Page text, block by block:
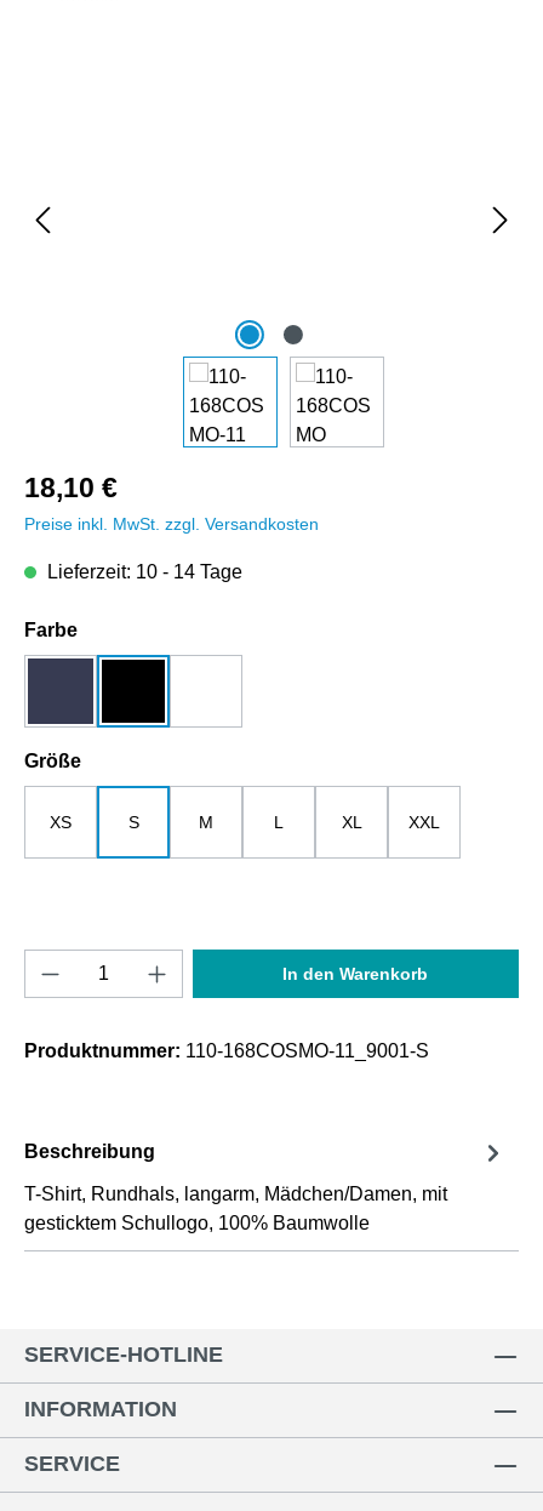
18,10 €
Preise inkl. MwSt. zzgl. Versandkosten
Lieferzeit: 10 - 14 Tage
Farbeauswählen
Größeauswählen
XS S M L XL XXL
Produkt Anzahl: Gib den gewünschten
In den Warenkorb
Produktnummer: 110-168COSMO-11_9001-S
Beschreibung
T-Shirt, Rundhals, langarm, Mädchen/Damen, mit
gesticktem Schullogo, 100% Baumwolle
SERVICE-HOTLINE
INFORMATION
SERVICE